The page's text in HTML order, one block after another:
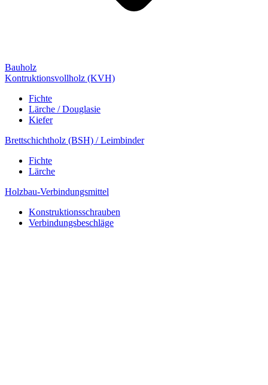
Bauholz
Kontruktionsvollholz (KVH)
Fichte
Lärche / Douglasie
Kiefer
Brettschichtholz (BSH) / Leimbinder
Fichte
Lärche
Holzbau-Verbindungsmittel
Konstruktionsschrauben
Verbindungsbeschläge